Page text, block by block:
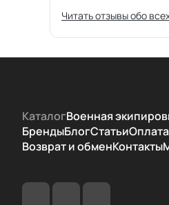
Читать отзывы обо
КаталогВоенная
БрендыБлогСтатьиОплата
Возврат и обменКонтакты